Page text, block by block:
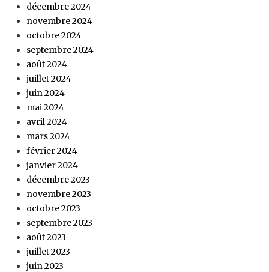
décembre 2024
novembre 2024
octobre 2024
septembre 2024
août 2024
juillet 2024
juin 2024
mai 2024
avril 2024
mars 2024
février 2024
janvier 2024
décembre 2023
novembre 2023
octobre 2023
septembre 2023
août 2023
juillet 2023
juin 2023